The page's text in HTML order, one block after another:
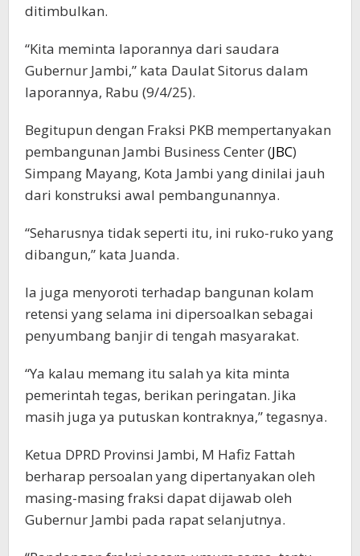
ditimbulkan.
“Kita meminta laporannya dari saudara
Gubernur Jambi,” kata Daulat Sitorus dalam
laporannya, Rabu (9/4/25).
Begitupun dengan Fraksi PKB mempertanyakan
pembangunan Jambi Business Center (JBC)
Simpang Mayang, Kota Jambi yang dinilai jauh
dari konstruksi awal pembangunannya.
“Seharusnya tidak seperti itu, ini ruko-ruko yang
dibangun,” kata Juanda.
Ia juga menyoroti terhadap bangunan kolam
retensi yang selama ini dipersoalkan sebagai
penyumbang banjir di tengah masyarakat.
“Ya kalau memang itu salah ya kita minta
pemerintah tegas, berikan peringatan. Jika
masih juga ya putuskan kontraknya,” tegasnya.
Ketua DPRD Provinsi Jambi, M Hafiz Fattah
berharap persoalan yang dipertanyakan oleh
masing-masing fraksi dapat dijawab oleh
Gubernur Jambi pada rapat selanjutnya.